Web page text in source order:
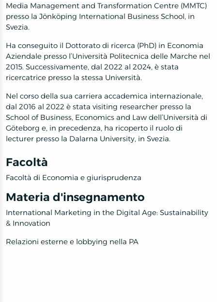
Media Management and Transformation Centre (MMTC)
presso la Jönköping International Business School, in
Svezia.
Ha conseguito il Dottorato di ricerca (PhD) in Economia
Aziendale presso l’Università Politecnica delle Marche nel
2015. Successivamente, dal 2022 al 2024, è stata
ricercatrice presso la stessa Università.
Nel corso della sua carriera accademica internazionale,
dal 2016 al 2022 è stata visiting researcher presso la
School of Business, Economics and Law dell’Università di
Göteborg e, in precedenza, ha ricoperto il ruolo di
lecturer presso la Dalarna University, in Svezia.
Facoltà
Facoltà di Economia e giurisprudenza
Materia d'insegnamento
International Marketing in the Digital Age: Sustainability
& Innovation
Relazioni esterne e lobbying nella PA